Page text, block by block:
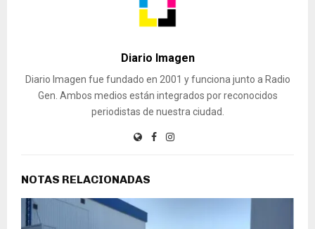
Diario Imagen
Diario Imagen fue fundado en 2001 y funciona junto a Radio
Gen. Ambos medios están integrados por reconocidos
periodistas de nuestra ciudad.
NOTAS RELACIONADAS